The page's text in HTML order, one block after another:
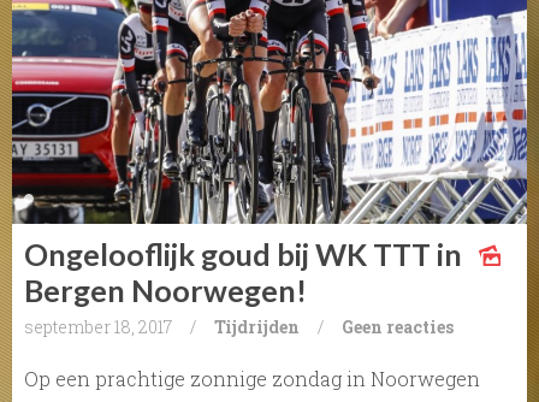
Ongelooflijk goud bij WK TTT in
Bergen Noorwegen!
september 18, 2017 / Tijdrijden / Geen reacties
Op een prachtige zonnige zondag in Noorwegen